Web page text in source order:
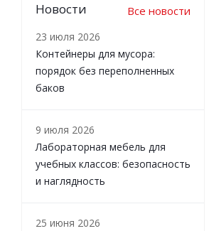
Новости Все новости
23 июля 2026
Контейнеры для мусора:
порядок без переполненных
баков
9 июля 2026
Лабораторная мебель для
учебных классов: безопасность
и наглядность
25 июня 2026